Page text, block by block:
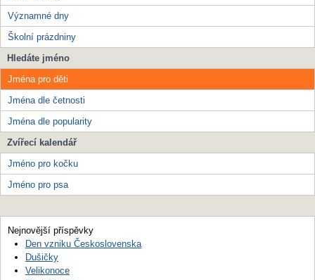
Významné dny
Školní prázdniny
Hledáte jméno
Jména pro děti
Jména dle četnosti
Jména dle popularity
Zvířecí kalendář
Jméno pro kočku
Jméno pro psa
Nejnovější příspěvky
Den vzniku Československa
Dušičky
Velikonoce